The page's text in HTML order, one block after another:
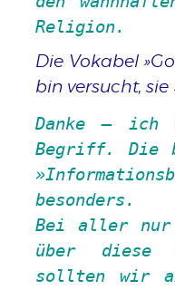
Religion.
Die Vokabel
bin versucht, sie
Danke – ich
Begriff. Die
besonders.
Bei aller nur
über diese
sollten wir